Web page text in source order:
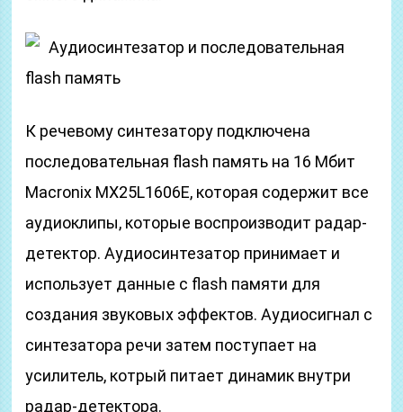
Аудиосинтезатор и последовательная
flash память
К речевому синтезатору подключена
последовательная flash память на 16 Мбит
Macronix MX25L1606E, которая содержит все
аудиоклипы, которые воспроизводит радар-
детектор. Аудиосинтезатор принимает и
использует данные с flash памяти для
создания звуковых эффектов. Аудиосигнал с
синтезатора речи затем поступает на
усилитель, котрый питает динамик внутри
радар-детектора.